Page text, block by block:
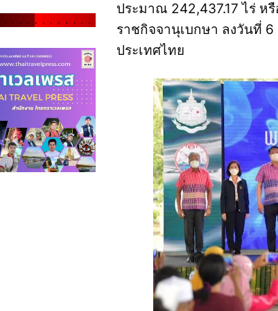
ประมาณ 242,437.17 ไร่ ห
ราชกิจจานุเบกษา ลงวันที่
ประเทศไทย
. . . . . . . . . . . .